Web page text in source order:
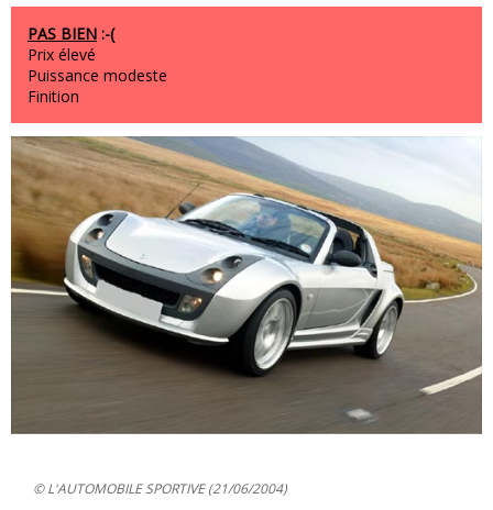
PAS BIEN :-(
Prix élevé
Puissance modeste
Finition
© L'AUTOMOBILE SPORTIVE (21/06/2004)